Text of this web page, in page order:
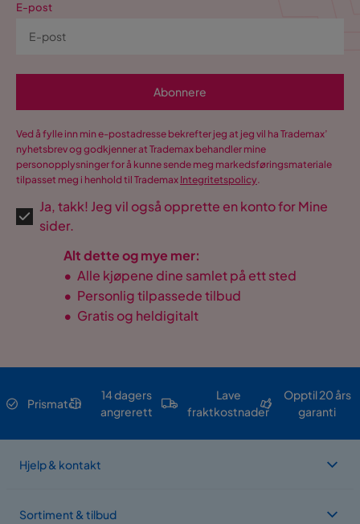
E-post
Abonnere
Ved å fylle inn min e-postadresse bekrefter jeg at jeg vil ha Trademax’
nyhetsbrev og godkjenner at Trademax behandler mine
personopplysninger for å kunne sende meg markedsføringsmateriale
tilpasset meg i henhold til Trademax Integritetspolicy.
Ja, takk! Jeg vil også opprette en konto for Mine
sider.
Alt dette og mye mer:
• Alle kjøpene dine samlet på ett sted
• Personlig tilpassede tilbud
• Gratis og heldigitalt
Prismatch
14 dagers
angrerett
Lave
fraktkostnader
Opptil 20 års
garanti
Hjelp & kontakt
Sortiment & tilbud